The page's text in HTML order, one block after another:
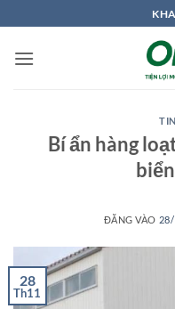
qua
nội
Bí ẩn hàng
ĐĂNG VÀO
28
Th11